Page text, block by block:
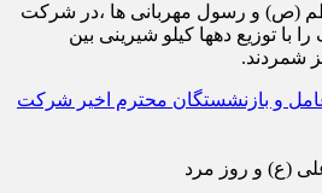
(ص) و رسول مهربانی ها ،در شرکت
را با توزیع دهها کیلو شیرینی بین
شمردند.
(ع) و روز مرد